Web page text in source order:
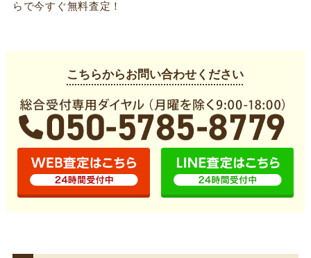
らで今すぐ無料査定！
こちらからお問い合わせください